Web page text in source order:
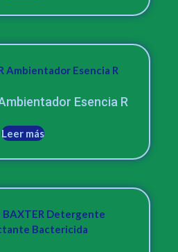
Esencia R
Leer más